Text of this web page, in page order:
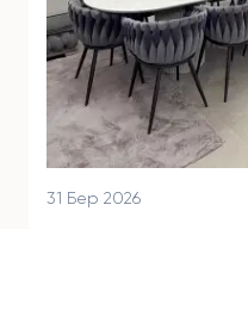
31 Бер 2026